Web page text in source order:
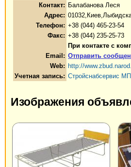
Контакт: Балабанова Леся
Адрес:
Телефон: +38 (044) 465-23-54
Факс: +38 (044) 235-25-73
При контакте с
Email: Отправить
Web: http://
Учетная запись: Стройснабсервис
Изображения